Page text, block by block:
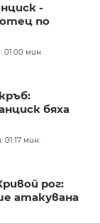
-
по
01:00 мин.
бяха
01:17 мин.
рог:
атакувана